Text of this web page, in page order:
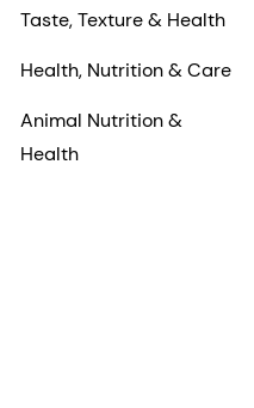
Taste, Texture & Health
Health, Nutrition & Care
Animal Nutrition &
Health